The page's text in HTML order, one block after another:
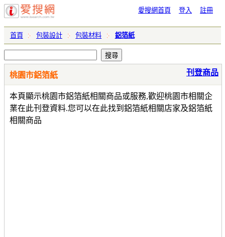
愛搜網首頁 登入 註冊
首頁 包裝設計 包裝材料 鋁箔紙
桃園市鋁箔紙
本頁顯示桃園市鋁箔紙相關商品或服務,歡迎桃園市相關企
業在此刊登資料.您可以在此找到鋁箔紙相關店家及鋁箔紙
相關商品
刊登商品